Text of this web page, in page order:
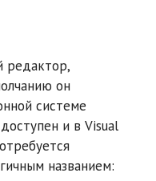
редактор,
он
системе
и в Visual
названием: